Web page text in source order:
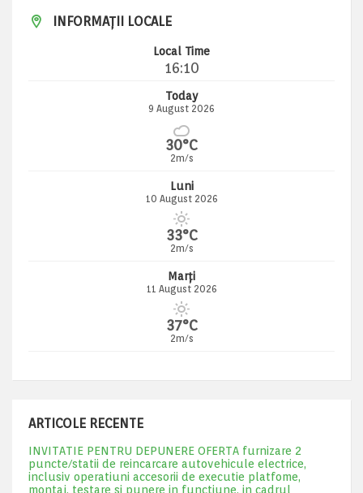
INFORMAȚII LOCALE
Local Time
16:10
Today
9 August 2026
30°C
2m/s
Luni
10 August 2026
33°C
2m/s
Marți
11 August 2026
37°C
2m/s
ARTICOLE RECENTE
INVITATIE PENTRU DEPUNERE OFERTA furnizare 2
puncte/statii de reincarcare autovehicule electrice,
inclusiv operatiuni accesorii de executie platfome,
montaj, testare si punere in functiune, in cadrul